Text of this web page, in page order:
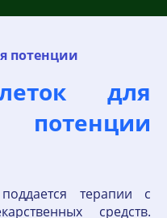
потенции
для
терапии с
средств.